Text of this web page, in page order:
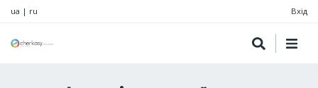
ua | ru Вхід